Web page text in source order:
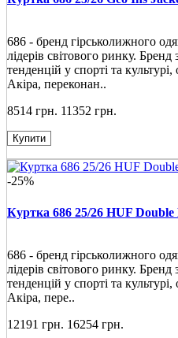
686 - бренд гірськолижного
лідерів світового ринку.
тенденцій у спорті та
Акіра, переконан..
8514 грн. 11352 грн.
Купити
-25%
Куртка 686 25/26 HUF
686 - бренд гірськолижного
лідерів світового ринку.
тенденцій у спорті та
Акіра, пере..
12191 грн. 16254 грн.